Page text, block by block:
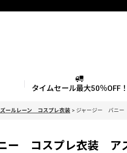
タイムセール最大50％OFF！
ールレーン コスプレ衣装 > ジャージー バニ
ー コスプレ衣装 ア